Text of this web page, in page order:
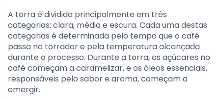
A torra é dividida principalmente em três
categorias: clara, média e escura. Cada uma destas
categorias é determinada pelo tempo que o café
passa no torrador e pela temperatura alcançada
durante o processo. Durante a torra, os açúcares no
café começam a caramelizar, e os óleos essenciais,
responsáveis pelo sabor e aroma, começam a
emergir.